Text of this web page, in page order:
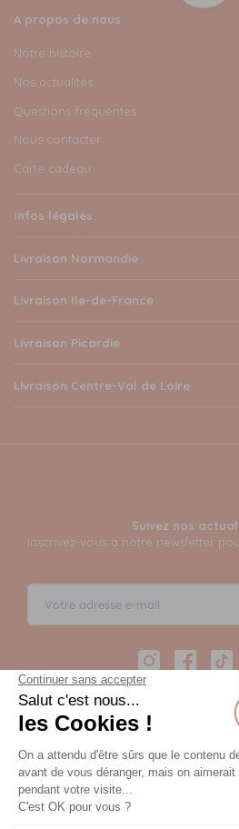
A propos de nous
Notre histoire
Nos actualités
Questions fréquentes
Nous contacter
Carte cadeau
Infos légales
Livraison Normandie
Livraison Ile-de-France
Livraison Picardie
Livraison Centre-Val de Loire
Suivez nos
Inscrivez-vous à notre newsletter
InstagramFacebook
Paiement sécurisé en 12
Paiement 100% sécurisé par 3D